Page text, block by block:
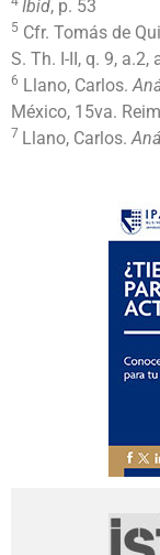
Ibid, p. 53
5 Cfr. Tomás de
S. Th. I-II, q. 9, a.2,
6 Llano, Carlos.
México, 15va.
7 Llano, Carlos.